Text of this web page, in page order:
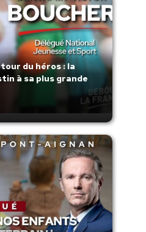
du héros : la
à sa plus grande